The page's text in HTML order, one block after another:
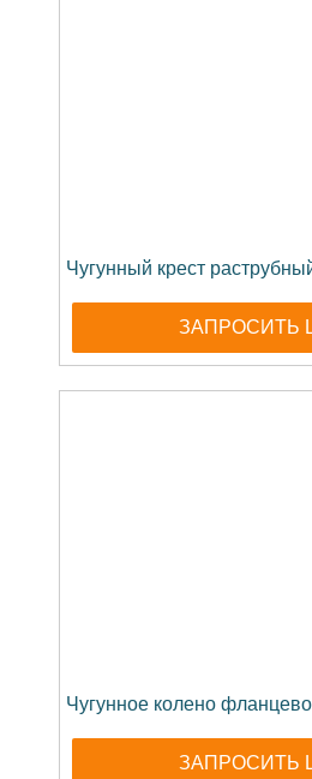
Чугунный крест
ЗАПРОСИТЬ
Чугунное колено
ЗАПРОСИТЬ